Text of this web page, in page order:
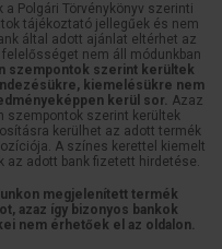
Polgári Törvénykönyv szerinti
tájékoztató jellegűek és nem
által adott ajánlat eltérhet az
nem áll módunkban
szempontok szerint kerültek
kiemelésükre nem
kerül sor. Azaz
szempontok szerint kerültek
kerülhet az adott termék
A színes kerettel kiemelt
az adott bank fizetett hirdetése.
megjelenített termék
azaz így bizonyos bankok
nem érhetőek el az oldalon.